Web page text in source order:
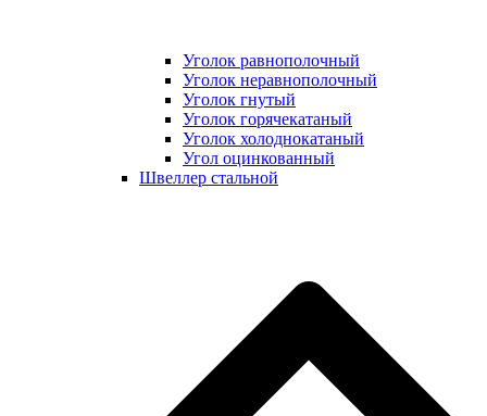
Уголок равнополочный
Уголок неравнополочный
Уголок гнутый
Уголок горячекатаный
Уголок холоднокатаный
Угол оцинкованный
Швеллер стальной